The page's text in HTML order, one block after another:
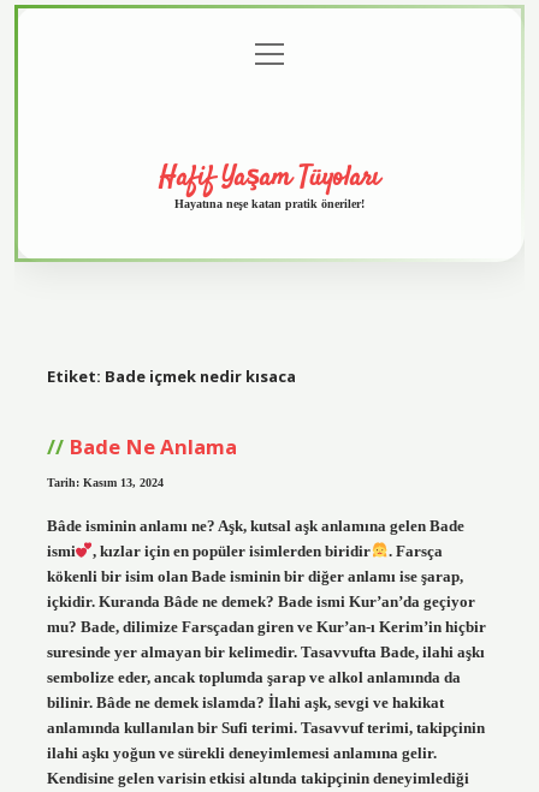
menüyü
aç
Hafif Yaşam Tüyoları
Hayatına neşe katan pratik öneriler!
Etiket: Bade içmek nedir kısaca
Bade Ne Anlama
Tarih: Kasım 13, 2024
Bâde isminin anlamı ne? Aşk, kutsal aşk anlamına gelen Bade
ismi
, kızlar için en popüler isimlerden biridir
. Farsça
kökenli bir isim olan Bade isminin bir diğer anlamı ise şarap,
içkidir. Kuranda Bâde ne demek? Bade ismi Kur’an’da geçiyor
mu? Bade, dilimize Farsçadan giren ve Kur’an-ı Kerim’in hiçbir
suresinde yer almayan bir kelimedir. Tasavvufta Bade, ilahi aşkı
sembolize eder, ancak toplumda şarap ve alkol anlamında da
bilinir. Bâde ne demek islamda? İlahi aşk, sevgi ve hakikat
anlamında kullanılan bir Sufi terimi. Tasavvuf terimi, takipçinin
ilahi aşkı yoğun ve sürekli deneyimlemesi anlamına gelir.
Kendisine gelen varisin etkisi altında takipçinin deneyimlediği